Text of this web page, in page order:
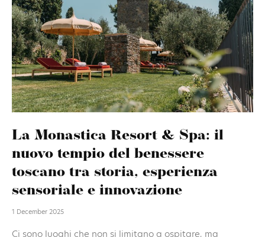
La Monastica Resort & Spa: il
nuovo tempio del benessere
toscano tra storia, esperienza
sensoriale e innovazione
1 December 2025
Ci sono luoghi che non si limitano a ospitare, ma